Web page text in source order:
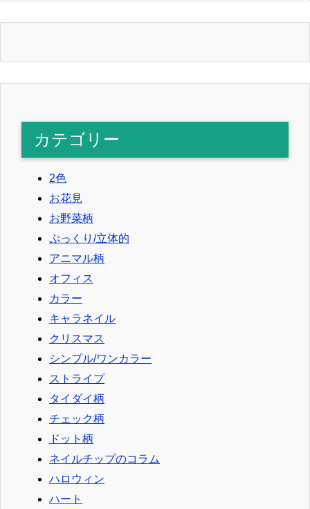
カテゴリー
2色
お花見
お野菜柄
ぷっくり/立体的
アニマル柄
オフィス
カラー
キャラネイル
クリスマス
シンプル/ワンカラー
ストライプ
タイダイ柄
チェック柄
ドット柄
ネイルチップのコラム
ハロウィン
ハート